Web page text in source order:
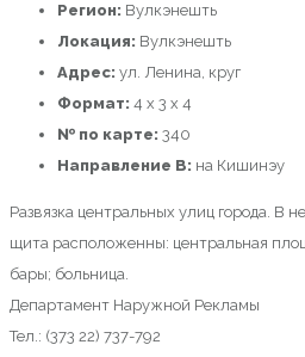
Регион: Вулкэнешть
Локация: Вулкэнешть
Адрес: ул. Ленина, круг
Формат: 4 x 3 x 4
№ по карте: 340
Направление B: на Кишинэу
Развязка центральных улиц города. В
щита расположенны: центральная
бары; больница.
Департамент Наружной Рекламы
Тел.: (373 22) 737-792